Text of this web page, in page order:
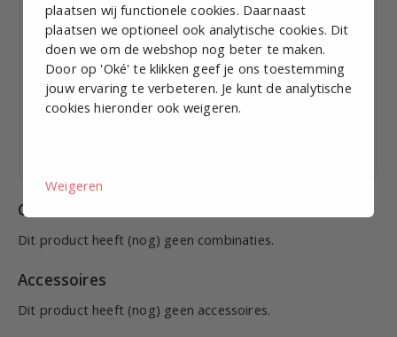
Spindel M16, Lengte 150mm, Staal verzinkt, Kogelkop
13,5mm
€ 4,77excl. BTW p.st.
Combinaties
Dit product heeft (nog) geen combinaties.
Accessoires
Dit product heeft (nog) geen accessoires.
plaatsen wij functionele cookies. Daarnaast
plaatsen we optioneel ook analytische cookies. Dit
doen we om de webshop nog beter te maken.
Door op 'Oké' te klikken geef je ons toestemming
jouw ervaring te verbeteren. Je kunt de analytische
cookies hieronder ook weigeren.
Weigeren